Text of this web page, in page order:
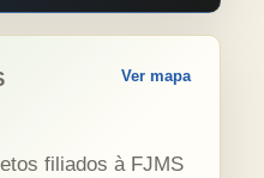
Ver mapa
filiados à FJMS